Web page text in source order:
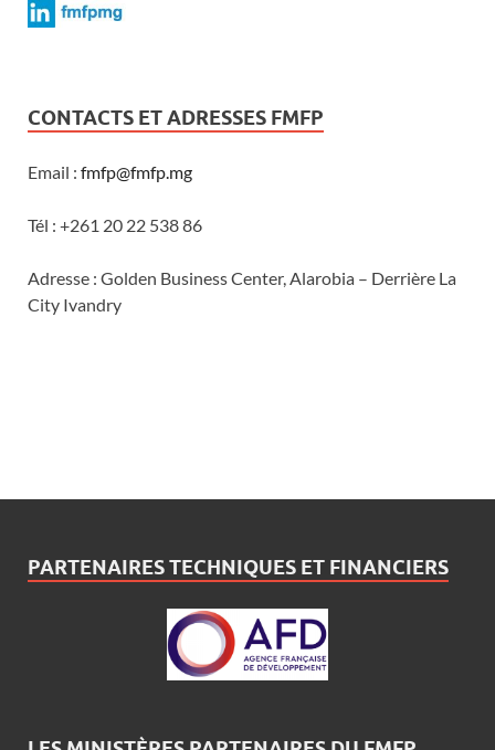
CONTACTS ET ADRESSES FMFP
Email : fmfp@fmfp.mg
Tél : +261 20 22 538 86
Adresse : Golden Business Center, Alarobia – Derrière La
City Ivandry
PARTENAIRES TECHNIQUES ET FINANCIERS